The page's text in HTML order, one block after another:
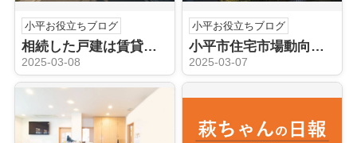
小平お役立ちブログ
相続した戸建は賃貸が得か損か？小平市の賃貸市場を解説
2025-03-08
小平お役立ちブログ
小平市住宅市場動向を知っていますか？一戸建て売却のステップをご紹介
2025-03-07